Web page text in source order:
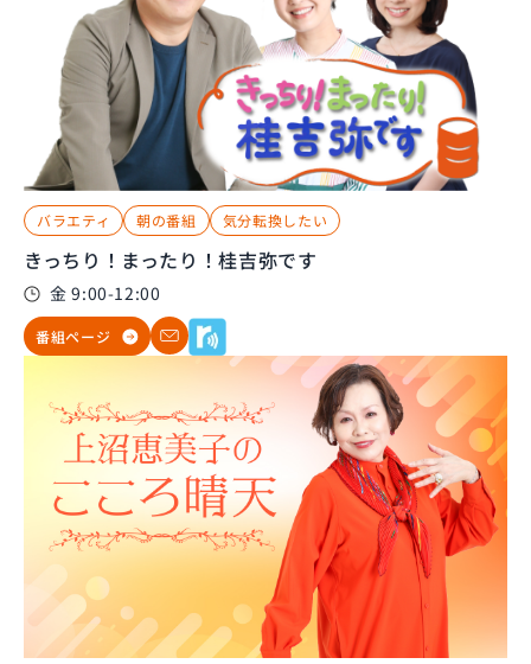
バラエティ 朝の番組 気分転換したい
きっちり！まったり！桂吉弥です
金 9:00-12:00
番組ページ